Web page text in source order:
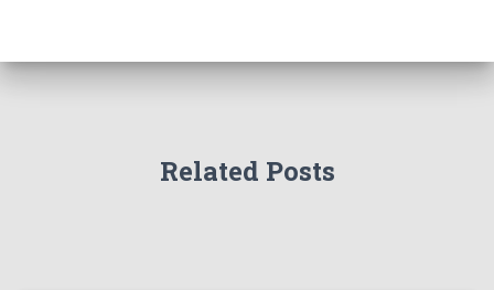
Related Posts